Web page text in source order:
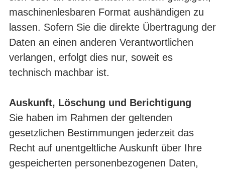
maschinenlesbaren Format aushändigen zu
lassen. Sofern Sie die direkte Übertragung der
Daten an einen anderen Verantwortlichen
verlangen, erfolgt dies nur, soweit es
technisch machbar ist.
Auskunft, Löschung und Berichtigung
Sie haben im Rahmen der geltenden
gesetzlichen Bestimmungen jederzeit das
Recht auf unentgeltliche Auskunft über Ihre
gespeicherten personenbezogenen Daten,